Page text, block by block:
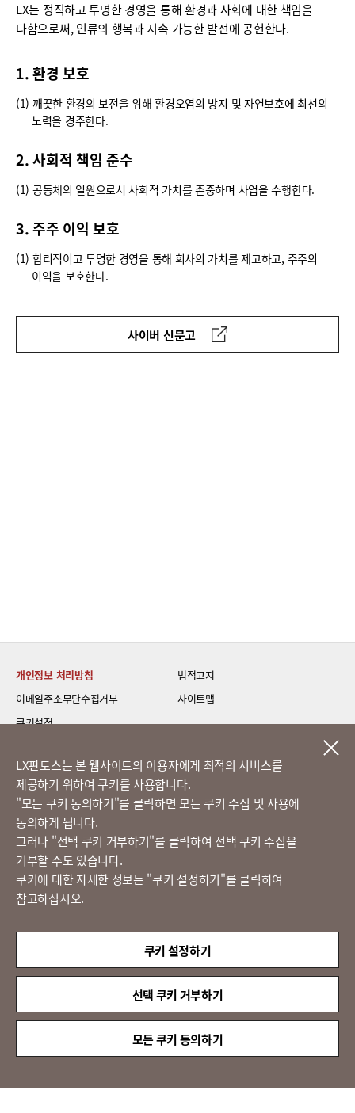
LX는 정직하고 투명한 경영을 통해 환경과 사회에 대한 책임을
다함으로써, 인류의 행복과 지속 가능한 발전에 공헌한다.
1. 환경 보호
(1) 깨끗한 환경의 보전을 위해 환경오염의 방지 및 자연보호에 최선의
노력을 경주한다.
2. 사회적 책임 준수
(1) 공동체의 일원으로서 사회적 가치를 존중하며 사업을 수행한다.
3. 주주 이익 보호
(1) 합리적이고 투명한 경영을 통해 회사의 가치를 제고하고, 주주의
이익을 보호한다.
사이버 신문고
개인정보 처리방침
법적고지
이메일주소무단수집거부
사이트맵
쿠키설정
LG 베스트 케어 이전설치
고객의 소리
정도경영 신문고
(주)LX판토스 사업자등록번호 : 116-81-31734
서울시 종로구 새문안로 58
대표전화 :02-3771-2114
해외직구 문의 : 02-3771-2013 / 2014
© LX Pantos Co., Ltd. All rights reserved.
LX판토스는 본 웹사이트의 이용자에게 최적의 서비스를
제공하기 위하여 쿠키를 사용합니다.
​"모든 쿠키 동의하기"를 클릭하면 모든 쿠키 수집 및 사용에
동의하게 됩니다.
그러나 "선택 쿠키 거부하기"를 클릭하여 선택 쿠키 수집을
거부할 수도 있습니다.
쿠키에 대한 자세한 정보는 "쿠키 설정하기"를 클릭하여
참고하십시오.
쿠키 설정하기
선택 쿠키 거부하기
모든 쿠키 동의하기